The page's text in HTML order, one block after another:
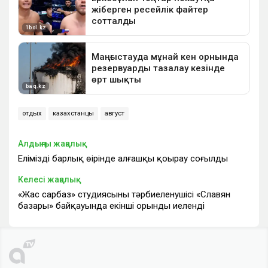
отдых казахстанцы август
Алдыңғы жаңалық
Еліміздің барлық өңірінде алғашқы қоңырау соғылды
Келесі жаңалық
«Жас сарбаз» студиясының тәрбиеленушісі «Славян
базары» байқауында екінші орынды иеленді